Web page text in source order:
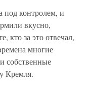
под контролем, и
вкусно,
кто за это отвечал,
многие
собственные
Кремля.